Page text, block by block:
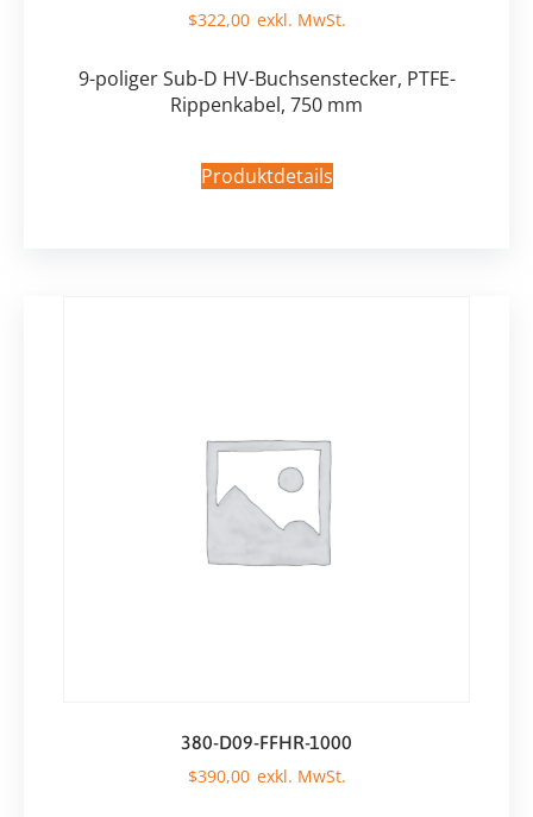
$322,00
9-poliger Sub-D HV-Buchsenstecker, PTFE-
Rippenkabel, 750 mm
Produktdetails
380-D09-FFHR-1000
$390,00